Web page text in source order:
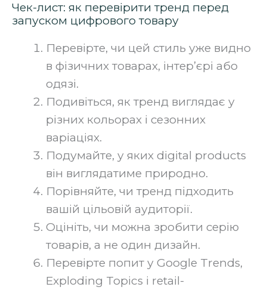
Чек-лист: як перевірити тренд перед
запуском цифрового товару
Перевірте, чи цей стиль уже видно
в фізичних товарах, інтер’єрі або
одязі.
Подивіться, як тренд виглядає у
різних кольорах і сезонних
варіаціях.
Подумайте, у яких digital products
він виглядатиме природно.
Порівняйте, чи тренд підходить
вашій цільовій аудиторії.
Оцініть, чи можна зробити серію
товарів, а не один дизайн.
Перевірте попит у Google Trends,
Exploding Topics і retail-